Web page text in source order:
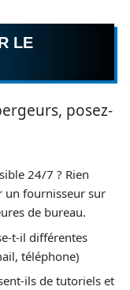
LE
posez-
24/7 ? Rien
un fournisseur sur
de bureau.
t-il différentes
téléphone)
ils de tutoriels et